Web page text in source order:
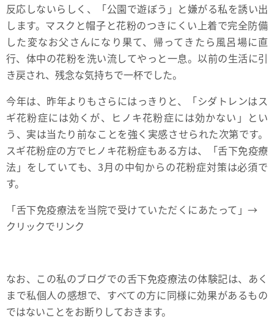
反応しないらしく、「公園で遊ぼう」と嫌がる私を誘い出
します。マスクと帽子と花粉のつきにくい上着で完全防備
した変なお父さんになり果て、帰ってきたら風呂場に直
行、体中の花粉を洗い流してやっと一息。以前の生活に引
き戻され、残念な気持ちで一杯でした。
今年は、昨年よりもさらにはっきりと、「シダトレンはス
ギ花粉症には効くが、ヒノキ花粉症には効かない」とい
う、実は当たり前なことを強く実感させられた次第です。
スギ花粉症の方でヒノキ花粉症もある方は、「舌下免疫療
法」をしていても、3月の中旬からの花粉症対策は必須で
す。
「舌下免疫療法を当院で受けていただくにあたって」→
クリックでリンク
なお、この私のブログでの舌下免疫療法の体験記は、あく
まで私個人の感想で、すべての方に同様に効果があるもの
ではないことをお断りしておきます。